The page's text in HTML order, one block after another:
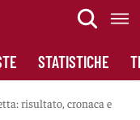
STATISTICHE
risultato, cronaca e